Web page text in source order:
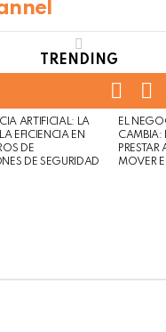
TRENDING
ARTIFICIAL: LA
EFICIENCIA EN
DE
DE SEGURIDAD
EL
CAMBIA:
MOVER